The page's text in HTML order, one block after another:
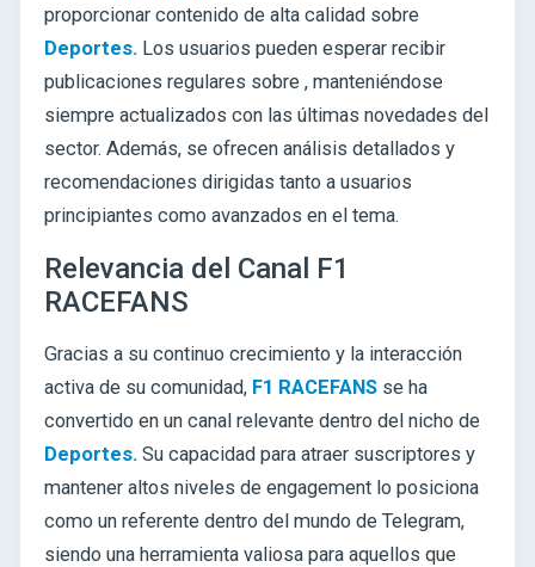
proporcionar contenido de alta calidad sobre
Deportes. Los usuarios pueden esperar recibir
publicaciones regulares sobre , manteniéndose
siempre actualizados con las últimas novedades del
sector. Además, se ofrecen análisis detallados y
recomendaciones dirigidas tanto a usuarios
principiantes como avanzados en el tema.
Relevancia del Canal F1
RACEFANS
Gracias a su continuo crecimiento y la interacción
activa de su comunidad, F1 RACEFANS se ha
convertido en un canal relevante dentro del nicho de
Deportes. Su capacidad para atraer suscriptores y
mantener altos niveles de engagement lo posiciona
como un referente dentro del mundo de Telegram,
siendo una herramienta valiosa para aquellos que